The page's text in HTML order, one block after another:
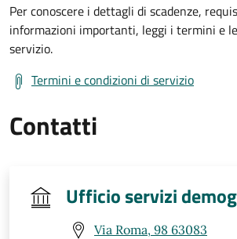
Per conoscere i dettagli di scadenze,
informazioni importanti, leggi i termini e
servizio.
Termini e condizioni di servizio
Contatti
Ufficio servizi
Via Roma, 98 63083